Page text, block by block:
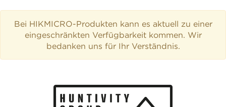
Bei HIKMICRO-Produkten kann es aktuell zu einer
eingeschränkten Verfügbarkeit kommen. Wir
bedanken uns für Ihr Verständnis.